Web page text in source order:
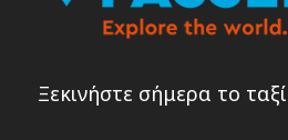
Ξεκινήστε σήμερα το